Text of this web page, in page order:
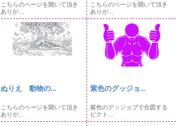
こちらのページを開いて頂き
ありが...
こちらのページを開いて頂き
ありが...
ぬりえ 動物の...
こちらのページを開いて頂き
ありが...
紫色のグッジョ...
紫色のグッジョブで合図する
ピクト...